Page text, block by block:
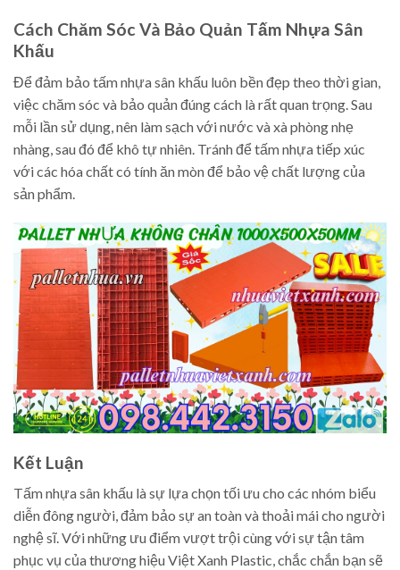
Cách Chăm Sóc Và Bảo Quản Tấm Nhựa Sân
Khấu
Để đảm bảo tấm nhựa sân khấu luôn bền đẹp theo thời gian,
việc chăm sóc và bảo quản đúng cách là rất quan trọng. Sau
mỗi lần sử dụng, nên làm sạch với nước và xà phòng nhẹ
nhàng, sau đó để khô tự nhiên. Tránh để tấm nhựa tiếp xúc
với các hóa chất có tính ăn mòn để bảo vệ chất lượng của
sản phẩm.
Kết Luận
Tấm nhựa sân khấu là sự lựa chọn tối ưu cho các nhóm biểu
diễn đông người, đảm bảo sự an toàn và thoải mái cho người
nghệ sĩ. Với những ưu điểm vượt trội cùng với sự tận tâm
phục vụ của thương hiệu Việt Xanh Plastic, chắc chắn bạn sẽ